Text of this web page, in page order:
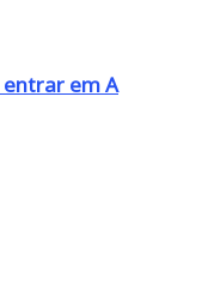
entrar em A